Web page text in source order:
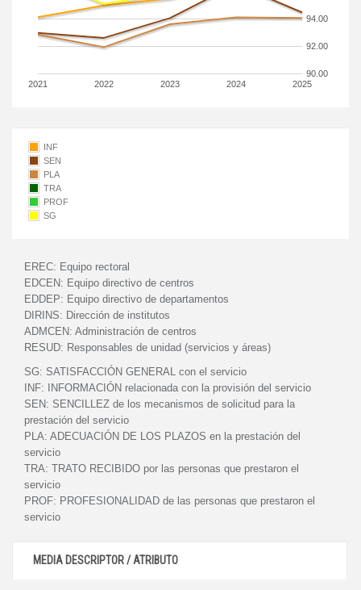
2021 2022 2023 2024 2025
90.00
92.00
94.00
INF
SEN
PLA
TRA
PROF
SG
EREC: Equipo rectoral
EDCEN: Equipo directivo de centros
EDDEP: Equipo directivo de departamentos
DIRINS: Dirección de institutos
ADMCEN: Administración de centros
RESUD: Responsables de unidad (servicios y áreas)
SG: SATISFACCIÓN GENERAL con el servicio
INF:
INFORMACIÓN relacionada con la provisión del servicio
SEN: SENCILLEZ de los mecanismos de solicitud para la
prestación del servicio
PLA: ADECUACIÓN DE LOS PLAZOS en la prestación del
servicio
TRA: TRATO RECIBIDO por las personas que prestaron el
servicio
PROF: PROFESIONALIDAD de las personas que prestaron el
servicio
MEDIA DESCRIPTOR / ATRIBUTO